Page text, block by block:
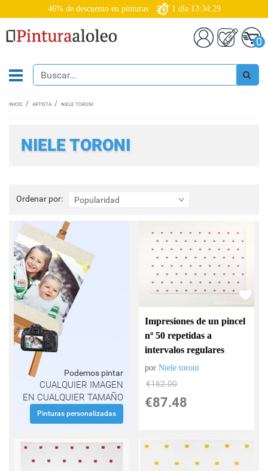
46% de descuento en pinturas 1 día 13:34:29
0
INICIO ARTISTA NIELE TORONI
NIELE TORONI
Ordenar por: Popularidad
Ordenar
por:
Podemos pintar
CUALQUIER IMAGEN
EN CUALQUIER TAMAÑO
Pinturas personalizadas
Impresiones de un pincel
nº 50 repetidas a
intervalos regulares
porNiele toroni
€162.00
€87.48